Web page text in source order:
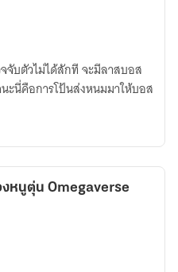
จับตัวไม่ได้สักที จะมีลาสบอส
ะนี่คือการโป้นส่งหนมมาให้บอส
หนูตุ่น Omegaverse